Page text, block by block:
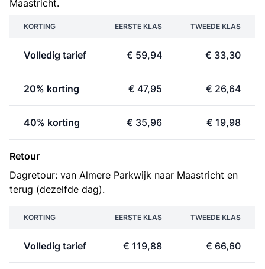
Maastricht.
KORTING EERSTE KLAS TWEEDE KLAS
Volledig tarief € 59,94 € 33,30
20% korting € 47,95 € 26,64
40% korting € 35,96 € 19,98
Retour
Dagretour: van Almere Parkwijk naar Maastricht en
terug (dezelfde dag).
KORTING EERSTE KLAS TWEEDE KLAS
Volledig tarief € 119,88 € 66,60